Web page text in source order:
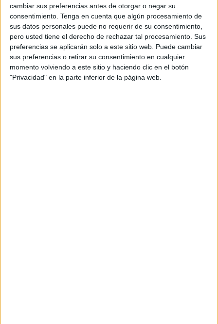
cambiar sus preferencias antes de otorgar o negar su
consentimiento. Tenga en cuenta que algún procesamiento de
sus datos personales puede no requerir de su consentimiento,
pero usted tiene el derecho de rechazar tal procesamiento. Sus
preferencias se aplicarán solo a este sitio web. Puede cambiar
sus preferencias o retirar su consentimiento en cualquier
momento volviendo a este sitio y haciendo clic en el botón
"Privacidad" en la parte inferior de la página web.
IMPRIMIR
TWEET
SHARE